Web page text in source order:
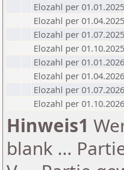
Elozahl per 01.01.2025
Elozahl per 01.04.2025
Elozahl per 01.07.2025
Elozahl per 01.10.2025
Elozahl per 01.01.2026
Elozahl per 01.04.2026
Elozahl per 01.07.2026
Elozahl per 01.10.2026
Hinweis1
blank ...